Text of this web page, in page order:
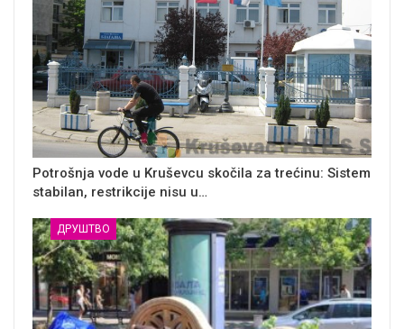
Potrošnja vode u Kruševcu skočila za trećinu: Sistem
stabilan, restrikcije nisu u…
ДРУШТВО